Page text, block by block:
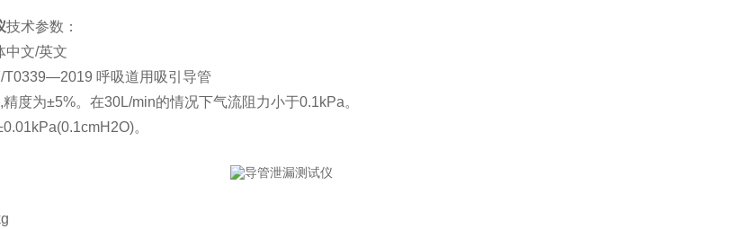
技术参数：
文/英文
呼吸道用吸引导管
为±5%。在30L/min的情况下气流阻力小于0.1kPa。
。